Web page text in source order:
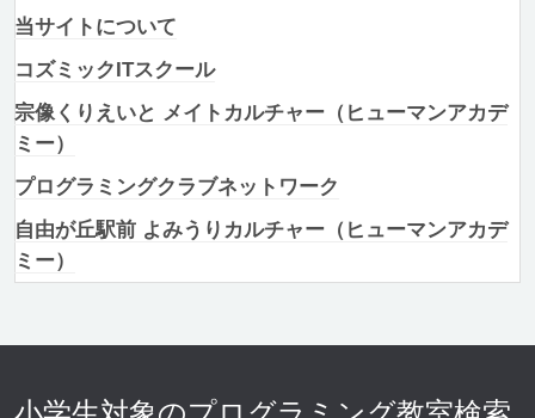
当サイトについて
コズミックITスクール
宗像くりえいと メイトカルチャー（ヒューマンアカデ
ミー）
プログラミングクラブネットワーク
自由が丘駅前 よみうりカルチャー（ヒューマンアカデ
ミー）